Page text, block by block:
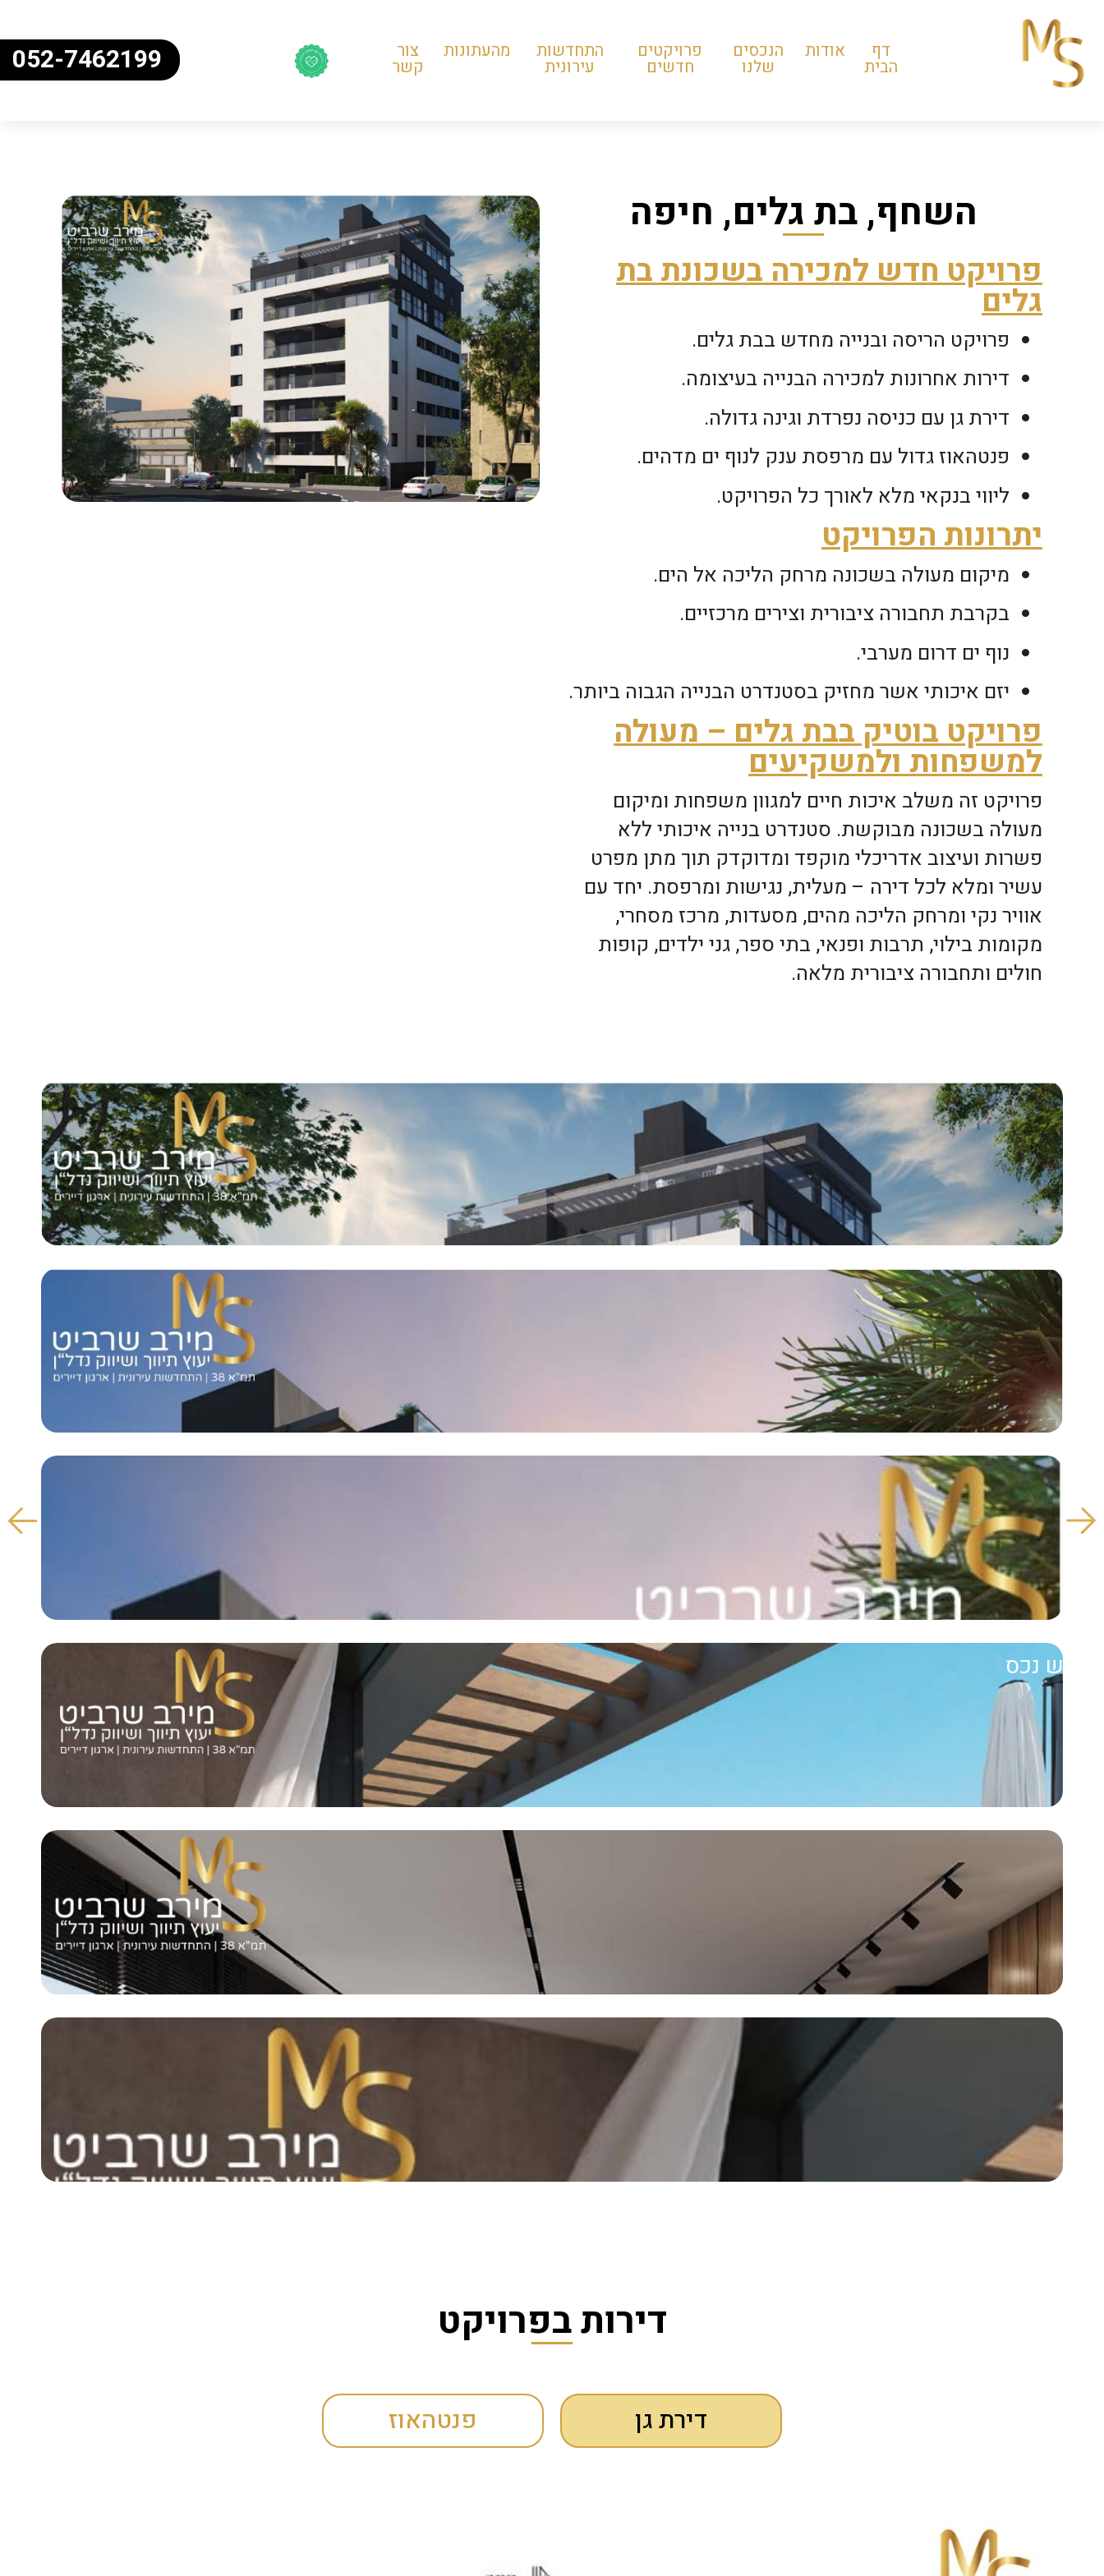
דף
הבית
אודות הנכסים
שלנו
פרויקטים
חדשים
התחדשות
עירונית
מהעתונות צור
קשר 052-7462199
חפש נכס
השחף, בת גלים, חיפה
פרויקט חדש למכירה בשכונת בת
גלים
פרויקט הריסה ובנייה מחדש בבת גלים.
דירות אחרונות למכירה הבנייה בעיצומה.
דירת גן עם כניסה נפרדת וגינה גדולה.
פנטהאוז גדול עם מרפסת ענק לנוף ים מדהים.
ליווי בנקאי מלא לאורך כל הפרויקט.
יתרונות הפרויקט
מיקום מעולה בשכונה מרחק הליכה אל הים.
בקרבת תחבורה ציבורית וצירים מרכזיים.
נוף ים דרום מערבי.
יזם איכותי אשר מחזיק בסטנדרט הבנייה הגבוה ביותר.
פרויקט בוטיק בבת גלים – מעולה
למשפחות ולמשקיעים
פרויקט זה משלב איכות חיים למגוון משפחות ומיקום
מעולה בשכונה מבוקשת. סטנדרט בנייה איכותי ללא
פשרות ועיצוב אדריכלי מוקפד ומדוקדק תוך מתן מפרט
עשיר ומלא לכל דירה – מעלית, נגישות ומרפסת. יחד עם
אוויר נקי ומרחק הליכה מהים, מסעדות, מרכז מסחרי,
מקומות בילוי, תרבות ופנאי, בתי ספר, גני ילדים, קופות
חולים ותחבורה ציבורית מלאה.
דירות בפרויקט
דירת גן פנטהאוז